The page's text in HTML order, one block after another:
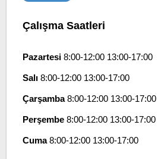
Çalışma Saatleri
Pazartesi8:00-12:00 13:00-17:00
Salı8:00-12:00 13:00-17:00
Çarşamba8:00-12:00 13:00-17:00
Perşembe8:00-12:00 13:00-17:00
Cuma8:00-12:00 13:00-17:00